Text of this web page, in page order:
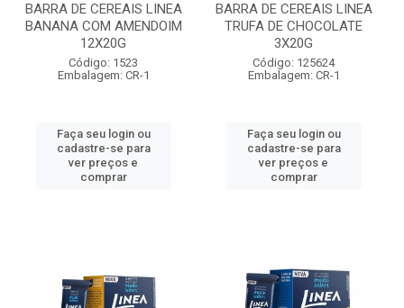
BARRA DE CEREAIS LINEA
BANANA COM AMENDOIM
12X20G
Código: 1523
Embalagem: CR-1
Faça seu login ou
cadastre-se para
ver preços e
comprar
BARRA DE CEREAIS LINEA
TRUFA DE CHOCOLATE
3X20G
Código: 125624
Embalagem: CR-1
Faça seu login ou
cadastre-se para
ver preços e
comprar